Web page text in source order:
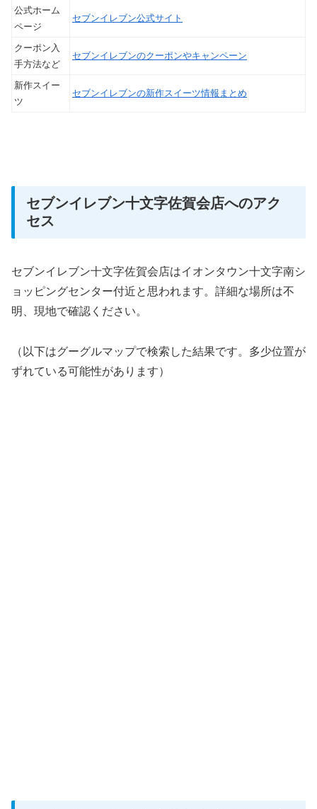
公式ホーム
ページ
セブンイレブン公式サイト
クーポン入
手方法など
セブンイレブンのクーポンやキャンペーン
新作スイー
ツ
セブンイレブンの新作スイーツ情報まとめ
セブンイレブン十文字佐賀会店へのアク
セス
セブンイレブン十文字佐賀会店はイオンタウン十文字南シ
ョッピングセンター付近と思われます。詳細な場所は不
明、現地で確認ください。
（以下はグーグルマップで検索した結果です。多少位置が
ずれている可能性があります）